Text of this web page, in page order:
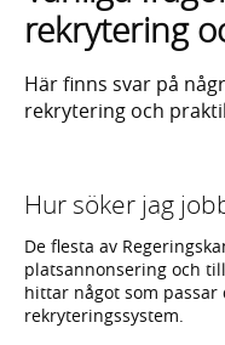
lista
med
sökförslag
rekrytering
Här finns svar på
rekrytering och
Hur söker jag
De flesta av
platsannonsering och
hittar något som
rekryteringssystem.